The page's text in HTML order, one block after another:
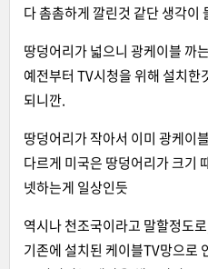
다 촘촘하게 깔린것 같단 생각이
땅덩어리가 넓으니 광케이블 까
예전부터 TV시청을 위해 설치한
되니깐.
땅덩어리가 작아서 이미 광케이
다르게 미국은 땅덩어리가 크기
넷하는게 일상인듯
역시나 천조국이라고 말할정도
기존에 설치된 케이블TV망으로